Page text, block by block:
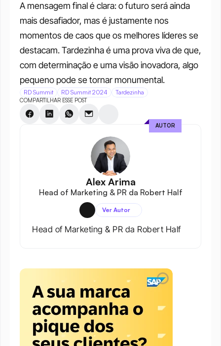
A mensagem final é clara: o futuro será ainda
mais desafiador, mas é justamente nos
momentos de caos que os melhores líderes se
destacam. Tardezinha é uma prova viva de que,
com determinação e uma visão inovadora, algo
pequeno pode se tornar monumental.
RD Summit RD Summit 2024 Tardezinha
COMPARTILHAR ESSE POST
Alex Arima
Head of Marketing & PR da Robert Half
Ver Autor
Head of Marketing & PR da Robert Half
AUTOR